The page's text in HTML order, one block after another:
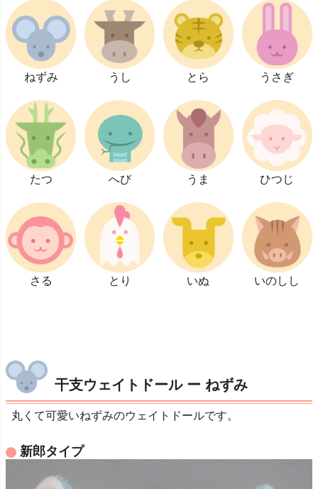
ねずみ うし とら うさぎ
たつ へび うま ひつじ
さる とり いぬ いのしし
干支ウェイトドール ー ねずみ
丸くて可愛いねずみのウェイトドールです。
新郎タイプ